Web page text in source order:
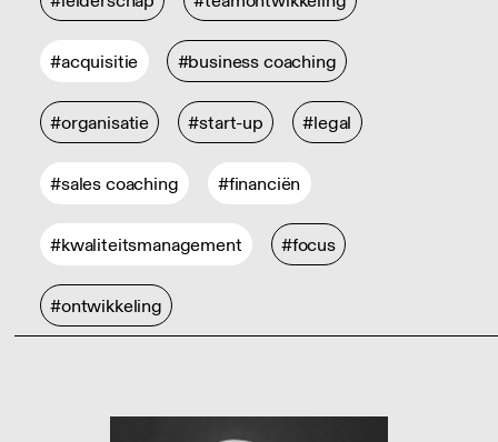
#acquisitie #business coaching
#organisatie #start-up #legal
#sales coaching #financiën
#kwaliteitsmanagement #focus
#ontwikkeling